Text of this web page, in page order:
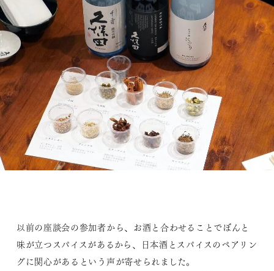
以前の座談会の参加者から、お酒と合わせることでぼんと
味が立つスパイスがあるから、日本酒とスパイスのペアリン
グに関心があるという声が寄せられました。